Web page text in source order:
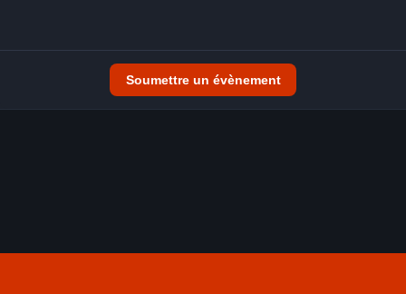
Soumettre un évènement